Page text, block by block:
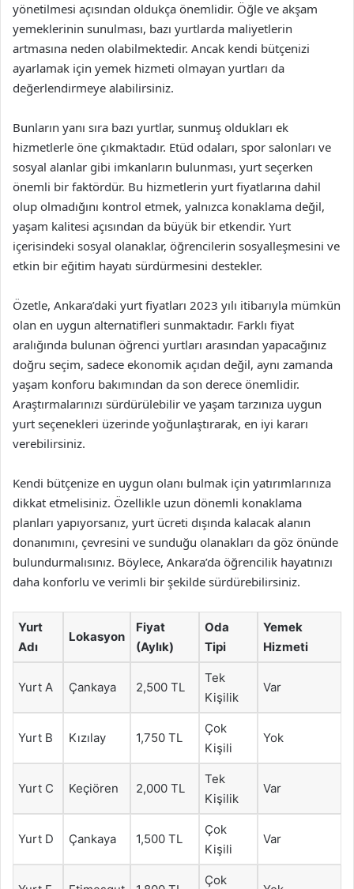
yönetilmesi açısından oldukça önemlidir. Öğle ve akşam
yemeklerinin sunulması, bazı yurtlarda maliyetlerin
artmasına neden olabilmektedir. Ancak kendi bütçenizi
ayarlamak için yemek hizmeti olmayan yurtları da
değerlendirmeye alabilirsiniz.
Bunların yanı sıra bazı yurtlar, sunmuş oldukları ek
hizmetlerle öne çıkmaktadır. Etüd odaları, spor salonları ve
sosyal alanlar gibi imkanların bulunması, yurt seçerken
önemli bir faktördür. Bu hizmetlerin yurt fiyatlarına dahil
olup olmadığını kontrol etmek, yalnızca konaklama değil,
yaşam kalitesi açısından da büyük bir etkendir. Yurt
içerisindeki sosyal olanaklar, öğrencilerin sosyalleşmesini ve
etkin bir eğitim hayatı sürdürmesini destekler.
Özetle, Ankara’daki yurt fiyatları 2023 yılı itibarıyla mümkün
olan en uygun alternatifleri sunmaktadır. Farklı fiyat
aralığında bulunan öğrenci yurtları arasından yapacağınız
doğru seçim, sadece ekonomik açıdan değil, aynı zamanda
yaşam konforu bakımından da son derece önemlidir.
Araştırmalarınızı sürdürülebilir ve yaşam tarzınıza uygun
yurt seçenekleri üzerinde yoğunlaştırarak, en iyi kararı
verebilirsiniz.
Kendi bütçenize en uygun olanı bulmak için yatırımlarınıza
dikkat etmelisiniz. Özellikle uzun dönemli konaklama
planları yapıyorsanız, yurt ücreti dışında kalacak alanın
donanımını, çevresini ve sunduğu olanakları da göz önünde
bulundurmalısınız. Böylece, Ankara’da öğrencilik hayatınızı
daha konforlu ve verimli bir şekilde sürdürebilirsiniz.
Yurt
Adı
Lokasyon
Fiyat
(Aylık)
Oda
Tipi
Yemek
Hizmeti
Yurt A Çankaya 2,500 TL
Tek
Kişilik
Var
Yurt B Kızılay 1,750 TL
Çok
Kişili
Yok
Yurt C Keçiören 2,000 TL
Tek
Kişilik
Var
Yurt D Çankaya 1,500 TL
Çok
Kişili
Var
Çok